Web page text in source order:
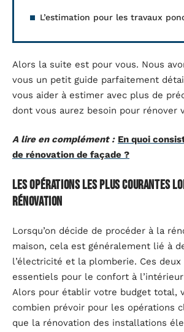
L’estimation pour les travaux
Alors la suite est pour vous. Nous
vous un petit guide parfaitement
vous aider à estimer avec plus de
dont vous aurez besoin pour rénover
A lire en complément : En quoi
de rénovation de façade ?
Les opérations les plus courantes
rénovation
Lorsqu’on décide de procéder à la
maison, cela est généralement lié à
l’électricité et la plomberie. Ces
essentiels pour le confort à l’intérieur
Alors pour établir votre budget total,
combien prévoir pour les opérations
que la rénovation des installations